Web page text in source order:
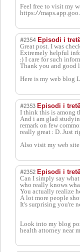
Feel free to visit my
https://
#2354 Episodi i
Great post. I was
Extremely helpful
:) I care for such
Thank you and good
Here is my web blog
#2353 Episodi i
I think this is among
And i am glad
remark on few
really great : D. Just
Also visit my web
#2352 Episodi i
Can I simply say
who really knows
You actually realize
A lot more people
It's surprising you're
Look into my blog
health attorney near